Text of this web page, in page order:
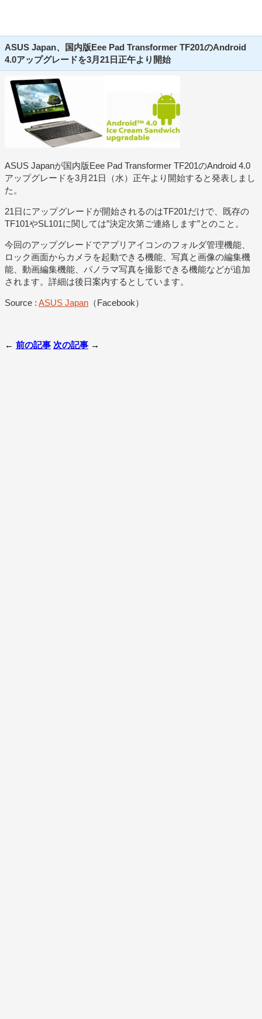
ASUS Japan、国内版Eee Pad Transformer TF201のAndroid
4.0アップグレードを3月21日正午より開始
ASUS Japanが国内版Eee Pad Transformer TF201のAndroid 4.0
アップグレードを3月21日（水）正午より開始すると発表しまし
た。
21日にアップグレードが開始されるのはTF201だけで、既存の
TF101やSL101に関しては”決定次第ご連絡します”とのこと。
今回のアップグレードでアプリアイコンのフォルダ管理機能、
ロック画面からカメラを起動できる機能、写真と画像の編集機
能、動画編集機能、パノラマ写真を撮影できる機能などが追加
されます。詳細は後日案内するとしています。
Source : ASUS Japan （Facebook）
← 前の記事 次の記事 →